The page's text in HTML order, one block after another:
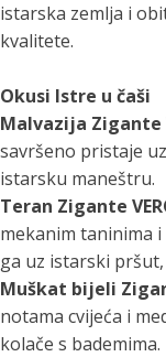
istarska zemlja i
kvalitete.
Okusi Istre u čaši
Malvazija Zigante
savršeno pristaje
istarsku maneštru.
Teran Zigante
mekanim taninima
ga uz istarski
Muškat bijeli
notama cvijeća i
kolače s bademima.